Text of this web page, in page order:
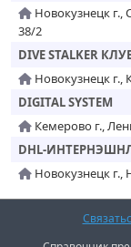
Новокузнецк г.,
38/2
DIVE STALKER
Новокузнецк г.,
DIGITAL SYSTEM
Кемерово г.,
DHL-
Новокузнецк г.,